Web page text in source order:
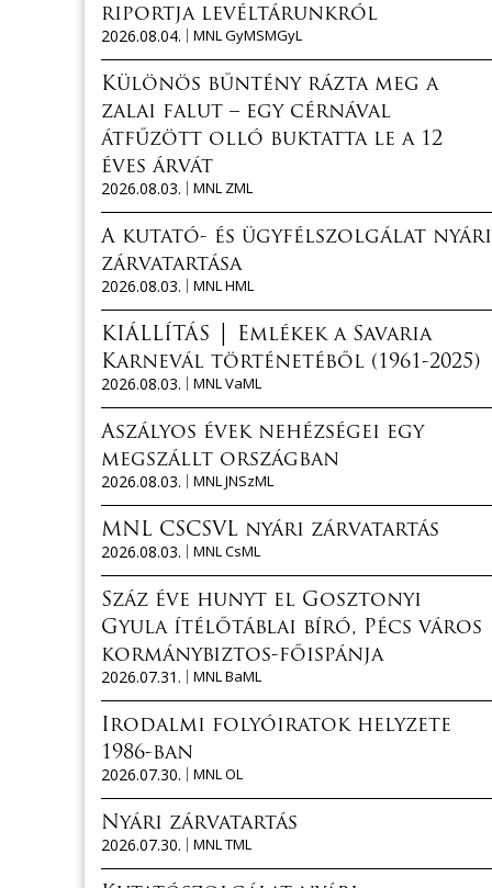
riportja levéltárunkról
2026.08.04.
MNL GyMSMGyL
Különös bűntény rázta meg a
zalai falut – egy cérnával
átfűzött olló buktatta le a 12
éves árvát
2026.08.03.
MNL ZML
A kutató- és ügyfélszolgálat nyári
zárvatartása
2026.08.03.
MNL HML
KIÁLLÍTÁS │ Emlékek a Savaria
Karnevál történetéből (1961-2025)
2026.08.03.
MNL VaML
Aszályos évek nehézségei egy
megszállt országban
2026.08.03.
MNL JNSzML
MNL CSCSVL nyári zárvatartás
2026.08.03.
MNL CsML
Száz éve hunyt el Gosztonyi
Gyula ítélőtáblai bíró, Pécs város
kormánybiztos-főispánja
2026.07.31.
MNL BaML
Irodalmi folyóiratok helyzete
1986-ban
2026.07.30.
MNL OL
Nyári zárvatartás
2026.07.30.
MNL TML